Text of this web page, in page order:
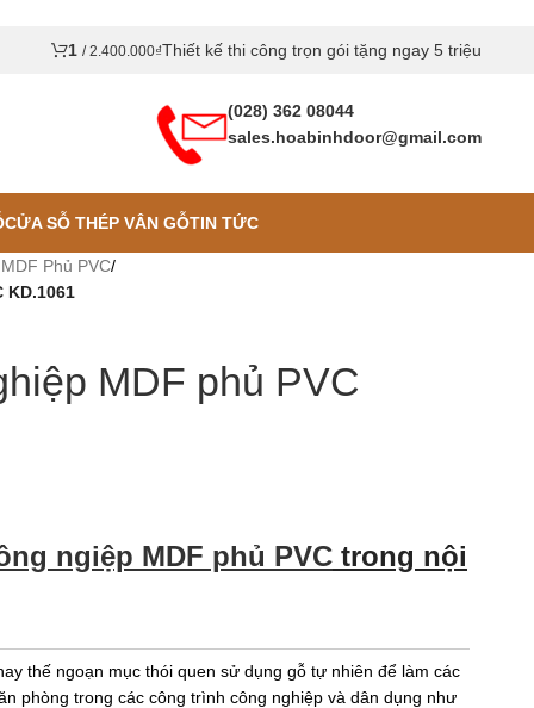
1 / 2.400.000₫Thiết kế thi công trọn gói tặng ngay 5 triệu
(028) 362 08044
sales.hoabinhdoor@gmail.com
CỬA SỖ THÉP VÂN GỖTIN TỨC
Phủ PVC/
KD.1061
MDF phủ PVC
ngiệp MDF phủ PVC trong nội
thế ngoạn mục thói quen sử dụng gỗ tự nhiên để làm các
phòng trong các công trình công nghiệp và dân dụng như